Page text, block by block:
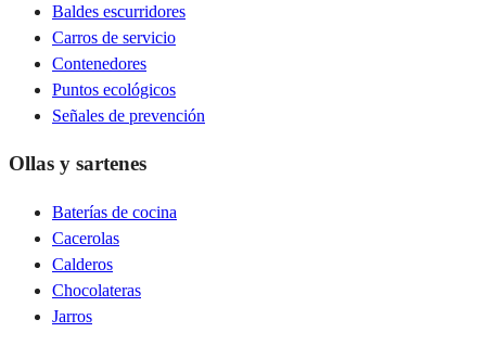
Baldes escurridores
Carros de servicio
Contenedores
Puntos ecológicos
Señales de prevención
Ollas y sartenes
Baterías de cocina
Cacerolas
Calderos
Chocolateras
Jarros